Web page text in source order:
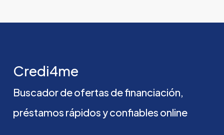
Credi4me
Buscadordeofertas definanciación,
préstamos rápidosyconfiables online